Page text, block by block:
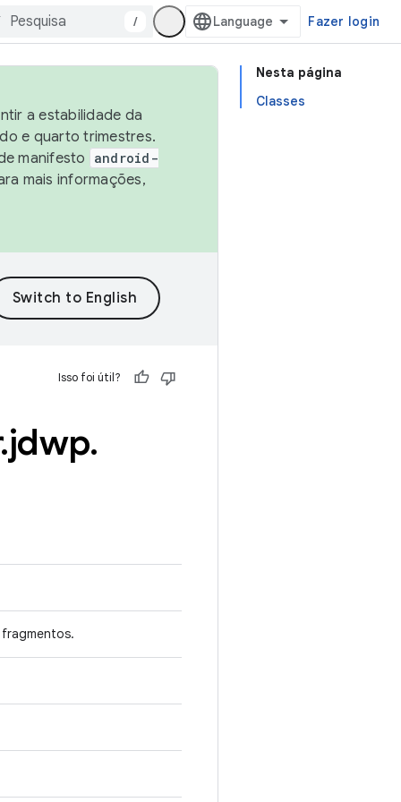
/ Fazer login
Nesta página
Classes
a estabilidade da
e quarto trimestres.
manifesto
android-
mais informações,
Isso foi útil?
.jdwp.